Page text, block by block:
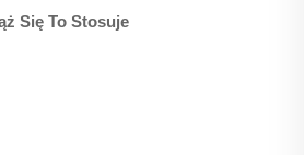
Się To Stosuje